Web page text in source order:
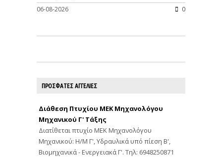
06-08-2026 0
ΠΡΟΣΦΑΤΕΣ ΑΓΓΕΛΙΕΣ
Διάθεση Πτυχίου ΜΕΚ Μηχανολόγου
Μηχανικού Γ' Τάξης
Διατίθεται πτυχίο ΜΕΚ Μηχανολόγου
Μηχανικού: Η/Μ Γ', Υδραυλικά υπό πίεση Β',
Βιομηχανικά - Ενεργειακά Γ'. Τηλ: 6948250871